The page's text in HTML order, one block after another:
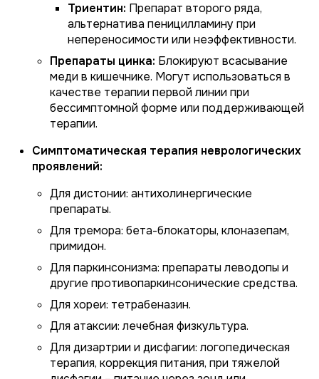
Триентин: Препарат второго ряда,
альтернатива пеницилламину при
непереносимости или неэффективности.
Препараты цинка: Блокируют всасывание
меди в кишечнике. Могут использоваться в
качестве терапии первой линии при
бессимптомной форме или поддерживающей
терапии.
Симптоматическая терапия неврологических
проявлений:
Для дистонии: антихолинергические
препараты.
Для тремора: бета-блокаторы, клоназепам,
примидон.
Для паркинсонизма: препараты леводопы и
другие противопаркинсонические средства.
Для хореи: тетрабеназин.
Для атаксии: лечебная физкультура.
Для дизартрии и дисфагии: логопедическая
терапия, коррекция питания, при тяжелой